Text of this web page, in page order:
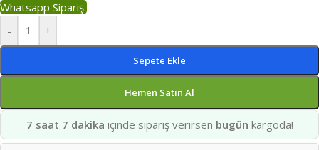
Whatsapp Sipariş
-
+
Sepete Ekle
Hemen Satın Al
7 saat 7 dakika içinde sipariş verirsen bugün kargoda!